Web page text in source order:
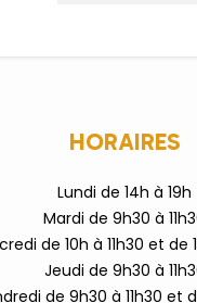
HORAIRES
Lundi de 14h à 19h
Mardi de 9h30 à
de 10h à 11h30 et de
Jeudi de 9h30 à
de 9h30 à 11h30 et